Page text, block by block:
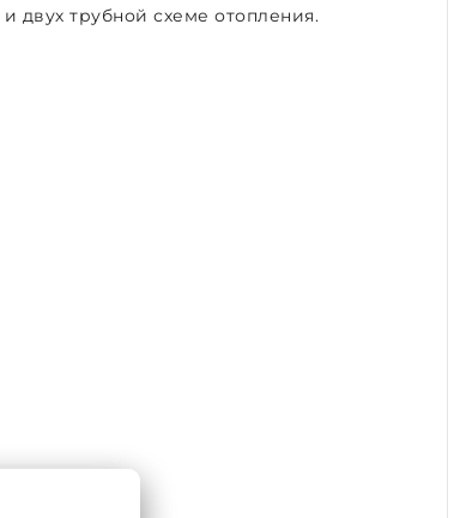
двух трубной схеме отопления.